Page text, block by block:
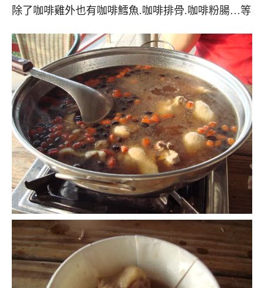
除了咖啡雞外也有咖啡鱈魚.咖啡排骨.咖啡粉腸…等